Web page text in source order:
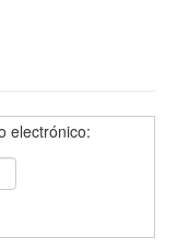
electrónico: